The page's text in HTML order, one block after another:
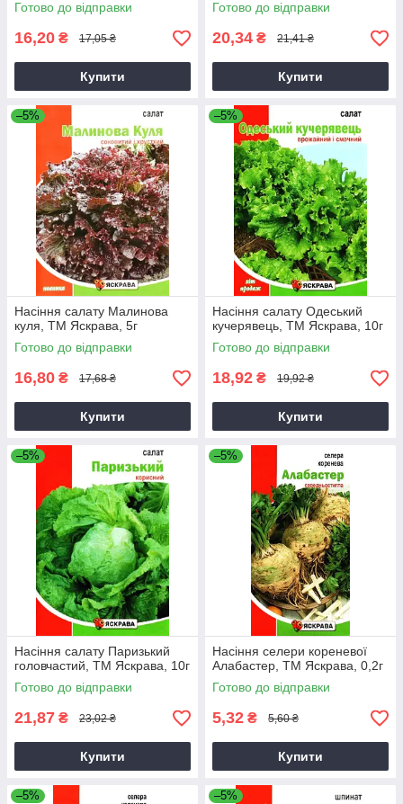
Готово до відправки
16,20 ₴ 17,05 ₴
Купити
Готово до відправки
20,34 ₴ 21,41 ₴
Купити
–5%
Насіння салату Малинова
куля, ТМ Яскрава, 5г
Готово до відправки
16,80 ₴ 17,68 ₴
Купити
–5%
Насіння салату Одеський
кучерявець, ТМ Яскрава, 10г
Готово до відправки
18,92 ₴ 19,92 ₴
Купити
–5%
Насіння салату Паризький
головчастий, ТМ Яскрава, 10г
Готово до відправки
21,87 ₴ 23,02 ₴
Купити
–5%
Насіння селери кореневої
Алабастер, ТМ Яскрава, 0,2г
Готово до відправки
5,32 ₴ 5,60 ₴
Купити
–5% –5%